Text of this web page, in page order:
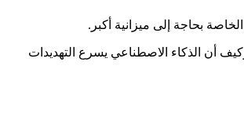
أن الذكاء الاصطناعي يسرع التهديدات